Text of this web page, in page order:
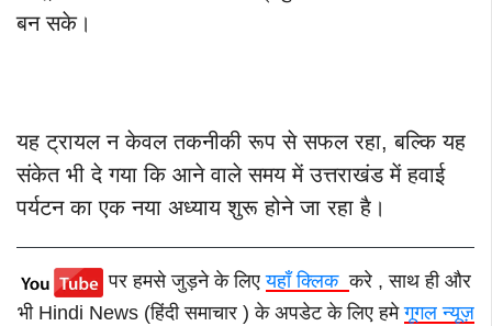
बन सके।
यह ट्रायल न केवल तकनीकी रूप से सफल रहा, बल्कि यह
संकेत भी दे गया कि आने वाले समय में उत्तराखंड में हवाई
पर्यटन का एक नया अध्याय शुरू होने जा रहा है।
पर हमसे जुड़ने के लिएयहाँ क्लिककरे , साथ ही और
भी Hindi News (हिंदी समाचार ) के अपडेट के लिए हमेगूगल न्यूज़